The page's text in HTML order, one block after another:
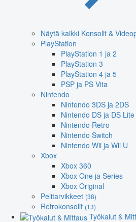
Näytä kaikki Konsolit &
PlayStation
PlayStation 1 ja 2
PlayStation 3
PlayStation 4 ja 5
PSP ja PS Vita
Nintendo
Nintendo 3DS ja 2DS
Nintendo DS ja DS Lite
Nintendo Retro
Nintendo Switch
Nintendo Wii ja Wii U
Xbox
Xbox 360
Xbox One ja Series
Xbox Original
Pelitarvikkeet (38)
Retrokonsolit (13)
Työkalut &